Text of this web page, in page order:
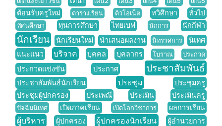
ต้อนรับครูใหม่ ตารางเรียน ติวโอเน็ต ทวิศึกษา ทั่วไป
ทัศนศึกษา ทุนการศึกษา ไทยเบฟ นักการ นักกีฬา
นักเรียน นักเรียนใหม่ นำเสนอผลงาน นิทรรศการ
นิเทศ
แนะแนว
บริจาค บุคคล บุคลากร โบราณ ประกวด
ประกวดแข่งขัน ประกาศ ประชาสัมพันธ์
ประชาสัมพันธ์นักเรียน ประชุม
ประชุมครู
ประชุมผู้ปกครอง
ประเพณี ประเมิน ประเมินครู
ปัจฉิมนิเทศ เปิดภาคเรียน เปิดโลกวิชาการ ผลการเรียน
ผู้บริหาร ผู้ปกครอง ผู้ปกครองนักเรียน
ผู้อำนวยการ